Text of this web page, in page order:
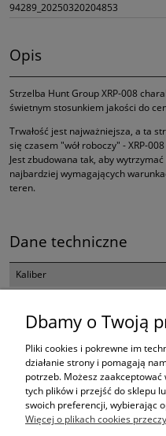
94289_20250320204853
Opis
Strzelba Hunt Group XRP-008
świetnym stosunkiem jakości do
Trwałość jest najważniejsza, a ta
się czasem "wół roboczy" - XRP-
Jest zbudowana tak, aby
najbardziej wymagających
teren.
Dane techniczne
Kaliber
Pojemność magazynka
7+1
Długość lufy
510 mm/20 "
Dbamy o Twoją
Pliki cookies i pokrewne im
działanie strony i pomagają
potrzeb. Możesz
tych plików i przejść do sklepu
swoich preferencji, wybierając
Więcej o plikach cookies